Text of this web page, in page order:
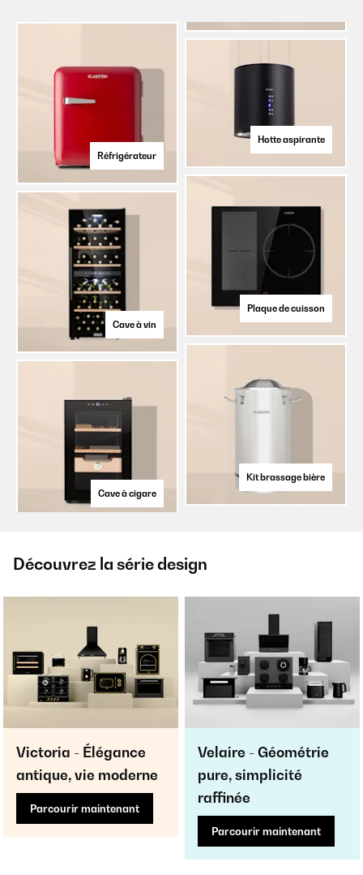
Réfrigérateur
Cave à vin
Cave à cigare
Hotte aspirante
Plaque de cuisson
Kit brassage bière
Découvrez la série design
Victoria - Élégance
antique, vie moderne
Parcourir maintenant
Velaire - Géométrie
pure, simplicité
raffinée
Parcourir maintenant